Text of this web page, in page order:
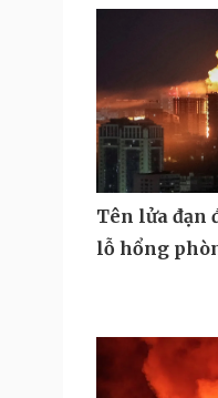
Tên lửa đạn
lỗ hổng